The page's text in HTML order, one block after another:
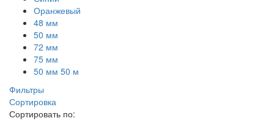
Оранжевый
48 мм
50 мм
72 мм
75 мм
50 мм 50 м
Фильтры
Сортировка
Сортировать по: